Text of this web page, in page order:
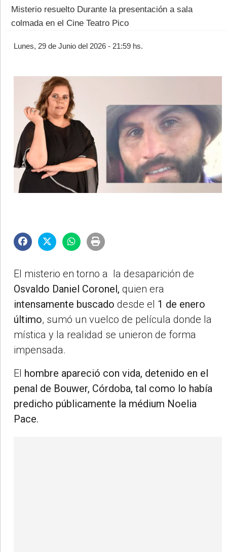
Misterio resuelto Durante la presentación a sala
colmada en el Cine Teatro Pico
Lunes, 29 de Junio del 2026 - 21:59 hs.
El misterio en torno a la desaparición de
Osvaldo Daniel Coronel, quien era
intensamente buscado desde el 1 de enero
último, sumó un vuelco de película donde la
mística y la realidad se unieron de forma
impensada.
El hombre apareció con vida, detenido en el
penal de Bouwer, Córdoba, tal como lo había
predicho públicamente la médium Noelia
Pace.